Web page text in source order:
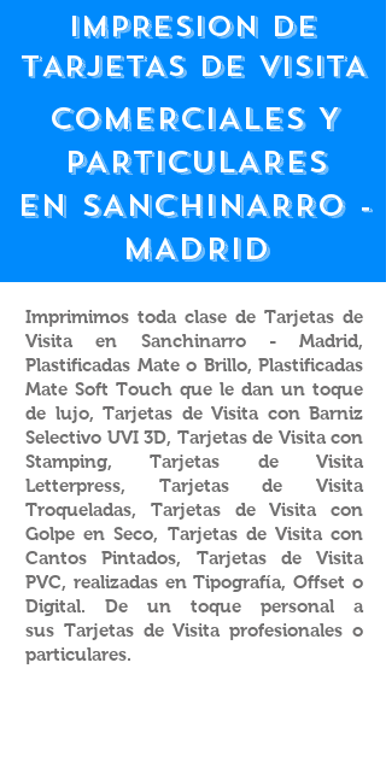
IMPRESIoN DE
tARJETAS DE VISITA
COMERCIALES Y
PARTICULARES
EN SANCHINARRO -
MADRID
Imprimimos toda clase de Tarjetas de
Visita en Sanchinarro - Madrid,
Plastificadas Mate o Brillo, Plastificadas
Mate Soft Touch que le dan un toque
de lujo, Tarjetas de Visita con Barniz
Selectivo UVI 3D, Tarjetas de Visita con
Stamping, Tarjetas de Visita
Letterpress, Tarjetas de Visita
Troqueladas, Tarjetas de Visita con
Golpe en Seco, Tarjetas de Visita con
Cantos Pintados, Tarjetas de Visita
PVC, realizadas en Tipografía, Offset o
Digital. De un toque personal a
sus Tarjetas de Visita profesionales o
particulares.